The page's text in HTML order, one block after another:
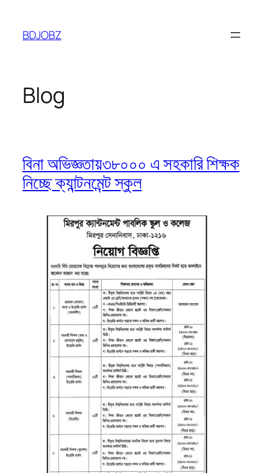
content
BDJOBZ
Blog
বিনা অভিজ্ঞতায়৩৮০০০ এ সহকারি শিক্ষক
নিচ্ছে ক্যান্টনমেন্ট স্কুল